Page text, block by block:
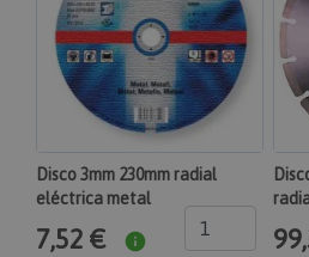
Disco 3mm 230mm radial
eléctrica metal
7,52 €
Adobe Inc.
www.maquinasonline.com
Almacena la configuración de los
productos relacionados con
private_content_version
www.maquinasonline.com